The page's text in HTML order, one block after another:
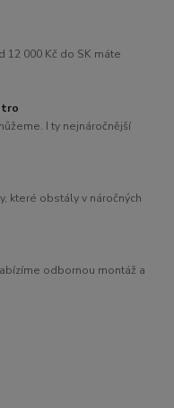
12 000 Kč do SK máte
I ty nejnáročnější
které obstály v náročných
odbornou montáž a